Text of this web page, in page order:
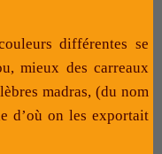
différentes se
mieux des carreaux
madras, (du nom
d’où on les exportait